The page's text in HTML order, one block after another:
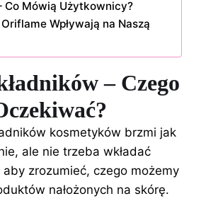
Co Mówią Użytkownicy?
Wpływają na Naszą
– Czego
kosmetyków brzmi jak
ale nie trzeba wkładać
aby zrozumieć, czego możemy
nałożonych na skórę.